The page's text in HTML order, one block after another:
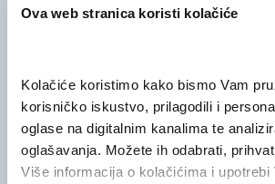
Ova web stranica koristi kolačiće
Kolačiće koristimo kako bismo Vam
korisničko iskustvo, prilagodili i
oglase na digitalnim kanalima te
oglašavanja. Možete ih odabrati,
Više informacija o kolačićima i upotrebi
VIŠE INFORMACIJA